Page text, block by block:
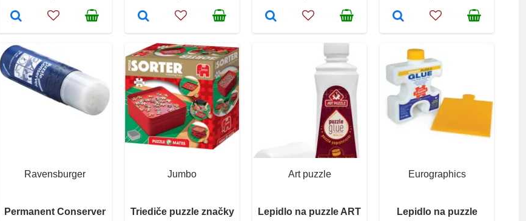
Ravensburger
Permanent Conserver
Jumbo
Triediče puzzle značky
Art puzzle
Lepidlo na puzzle ART
Eurographics
Lepidlo na puzzle